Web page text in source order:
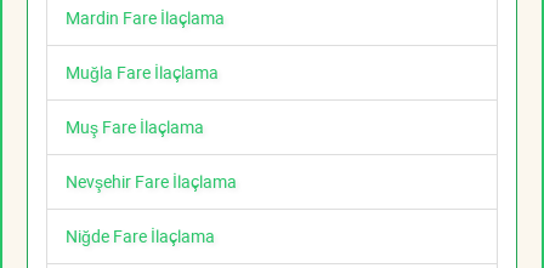
Mardin Fare İlaçlama
Muğla Fare İlaçlama
Muş Fare İlaçlama
Nevşehir Fare İlaçlama
Niğde Fare İlaçlama